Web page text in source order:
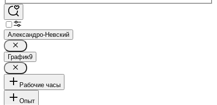
Александро-Невский
График9
Рабочие часы
Опыт